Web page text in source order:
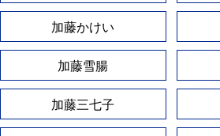
加藤かけい
加藤雪腸
加藤三七子